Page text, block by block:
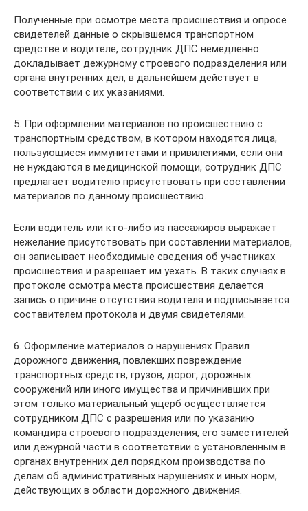
Полученные при осмотре места происшествия и опросе
свидетелей данные о скрывшемся транспортном
средстве и водителе, сотрудник ДПС немедленно
докладывает дежурному строевого подразделения или
органа внутренних дел, в дальнейшем действует в
соответствии с их указаниями.
5. При оформлении материалов по происшествию с
транспортным средством, в котором находятся лица,
пользующиеся иммунитетами и привилегиями, если они
не нуждаются в медицинской помощи, сотрудник ДПС
предлагает водителю присутствовать при составлении
материалов по данному происшествию.
Если водитель или кто-либо из пассажиров выражает
нежелание присутствовать при составлении материалов,
он записывает необходимые сведения об участниках
происшествия и разрешает им уехать. В таких случаях в
протоколе осмотра места происшествия делается
запись о причине отсутствия водителя и подписывается
составителем протокола и двумя свидетелями.
6. Оформление материалов о нарушениях Правил
дорожного движения, повлекших повреждение
транспортных средств, грузов, дорог, дорожных
сооружений или иного имущества и причинивших при
этом только материальный ущерб осуществляется
сотрудником ДПС с разрешения или по указанию
командира строевого подразделения, его заместителей
или дежурной части в соответствии с установленным в
органах внутренних дел порядком производства по
делам об административных нарушениях и иных норм,
действующих в области дорожного движения.